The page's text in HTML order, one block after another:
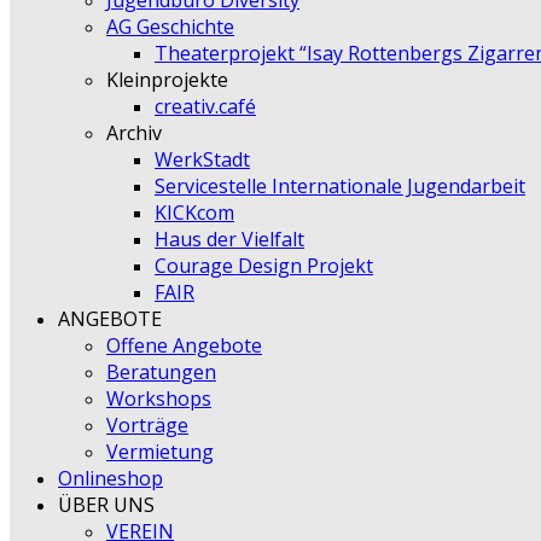
AG Geschichte
Theaterprojekt “Isay Rottenbergs
Kleinprojekte
creativ.café
Archiv
WerkStadt
Servicestelle Internationale Jugendarbeit
KICKcom
Haus der Vielfalt
Courage Design Projekt
FAIR
ANGEBOTE
Offene Angebote
Beratungen
Workshops
Vorträge
Vermietung
Onlineshop
ÜBER UNS
VEREIN